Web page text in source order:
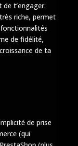
t’engager.
riche, permet
de fidélité,
de ta
de prise
(qui